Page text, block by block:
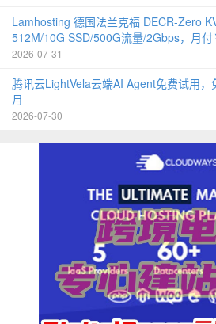
Lamhosting 德国法兰克福 DECR-Zero
512M/10G SSD/500G流量/2Gbps，月
2026-07-31
腾讯云LightVela云端AI Agent免费试用
月
2026-07-30